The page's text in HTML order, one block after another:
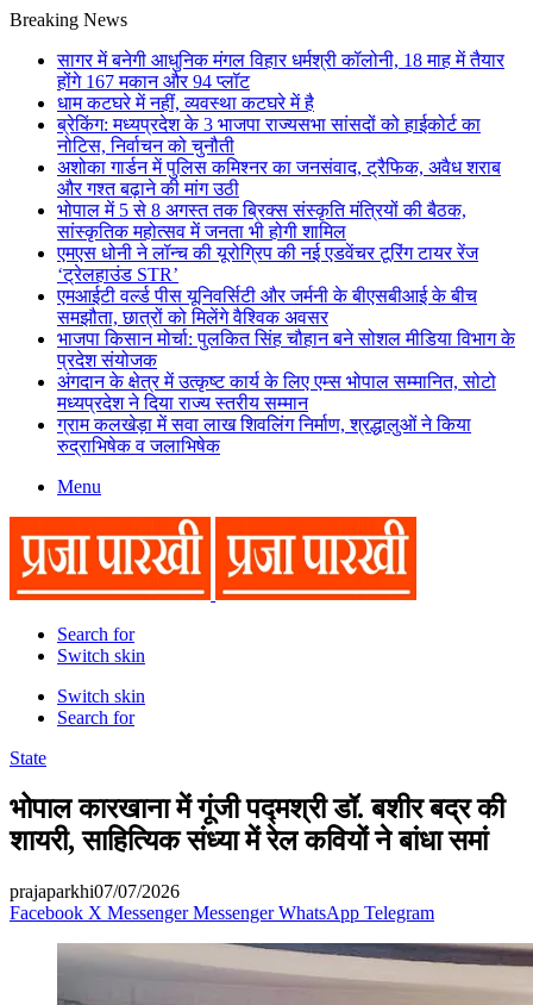
Breaking News
सागर में बनेगी आधुनिक मंगल विहार धर्मश्री कॉलोनी, 18 माह में तैयार
होंगे 167 मकान और 94 प्लॉट
धाम कटघरे में नहीं, व्यवस्था कटघरे में है
ब्रेकिंग: मध्यप्रदेश के 3 भाजपा राज्यसभा सांसदों को हाईकोर्ट का
नोटिस, निर्वाचन को चुनौती
अशोका गार्डन में पुलिस कमिश्नर का जनसंवाद, ट्रैफिक, अवैध शराब
और गश्त बढ़ाने की मांग उठी
भोपाल में 5 से 8 अगस्त तक ब्रिक्स संस्कृति मंत्रियों की बैठक,
सांस्कृतिक महोत्सव में जनता भी होगी शामिल
एमएस धोनी ने लॉन्च की यूरोग्रिप की नई एडवेंचर टूरिंग टायर रेंज
‘ट्रेलहाउंड STR’
एमआईटी वर्ल्ड पीस यूनिवर्सिटी और जर्मनी के बीएसबीआई के बीच
समझौता, छात्रों को मिलेंगे वैश्विक अवसर
भाजपा किसान मोर्चा: पुलकित सिंह चौहान बने सोशल मीडिया विभाग के
प्रदेश संयोजक
अंगदान के क्षेत्र में उत्कृष्ट कार्य के लिए एम्स भोपाल सम्मानित, सोटो
मध्यप्रदेश ने दिया राज्य स्तरीय सम्मान
ग्राम कलखेड़ा में सवा लाख शिवलिंग निर्माण, श्रद्धालुओं ने किया
रुद्राभिषेक व जलाभिषेक
Menu
Search for
Switch skin
Switch skin
Search for
State
भोपाल कारखाना में गूंजी पद्मश्री डॉ. बशीर बद्र की
शायरी, साहित्यिक संध्या में रेल कवियों ने बांधा समां
prajaparkhi07/07/2026
Facebook X Messenger Messenger WhatsApp Telegram